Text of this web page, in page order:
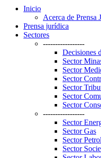
Inicio
Acerca de Prensa
Prensa jurídica
Sectores
-----------------
Decisiones
Sector
Sector
Sector
Sector
Sector
Sector
-----------------
Sector
Sector Gas
Sector
Sector